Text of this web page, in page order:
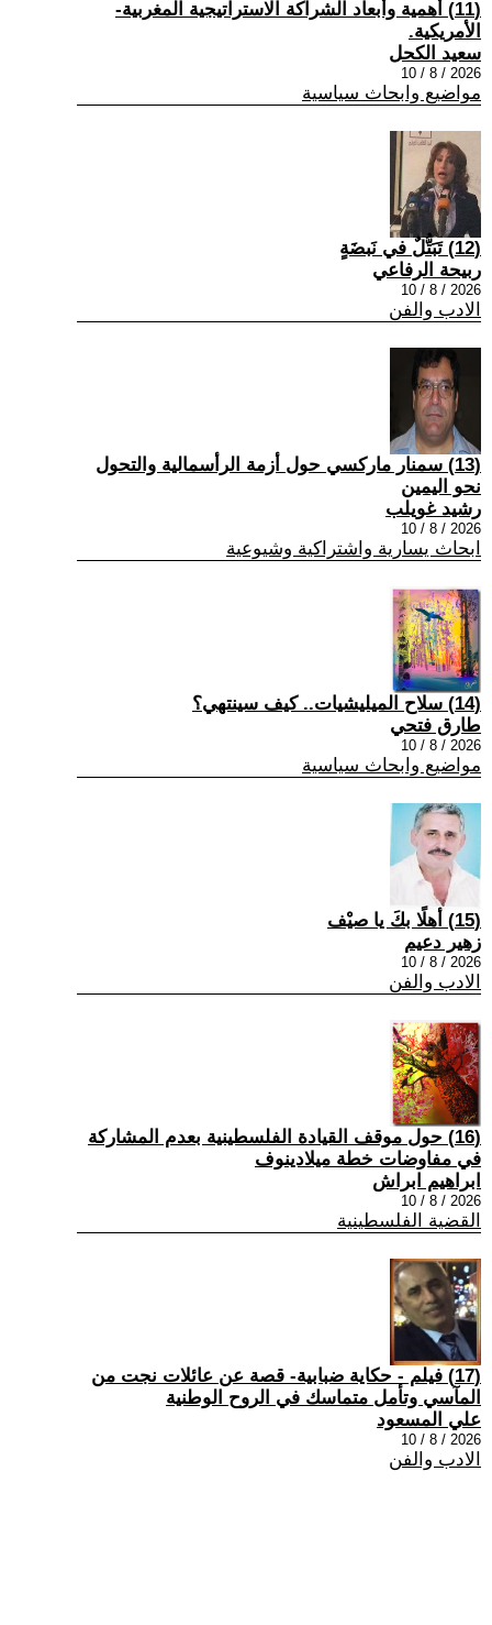
(11) أهمية وأبعاد الشراكة الاستراتيجية المغربية-
الأمريكية.
سعيد الكحل
2026 / 8 / 10
مواضيع وابحاث سياسية
(12) تَبَتُّلٌ في نَبضَةٍ
ربيحة الرفاعي
2026 / 8 / 10
الادب والفن
(13) سمنار ماركسي حول أزمة الرأسمالية والتحول
نحو اليمين
رشيد غويلب
2026 / 8 / 10
ابحاث يسارية واشتراكية وشيوعية
(14) سلاح الميليشيات.. كيف سينتهي؟
طارق فتحي
2026 / 8 / 10
مواضيع وابحاث سياسية
(15) أهلًا بكَ يا صيْف
زهير دعيم
2026 / 8 / 10
الادب والفن
(16) حول موقف القيادة الفلسطينية بعدم المشاركة
في مفاوضات خطة ميلادينوف
ابراهيم ابراش
2026 / 8 / 10
القضية الفلسطينية
(17) فيلم - حكاية ضبابية- قصة عن عائلات نجت من
المآسي وتأمل متماسك في الروح الوطنية
علي المسعود
2026 / 8 / 10
الادب والفن